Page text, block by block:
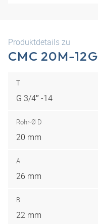
Produktdetails zu
CMC 20M-12G
T
G 3/4″ -14
Rohr-Ø D
20 mm
A
26 mm
B
22 mm